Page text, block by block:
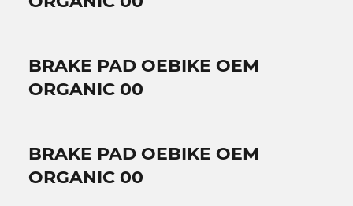
BRAKE PAD OEBIKE OEM
ORGANIC 00
BRAKE PAD OEBIKE OEM
ORGANIC 00